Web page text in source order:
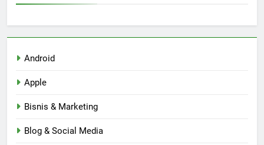
Android
Apple
Bisnis & Marketing
Blog & Social Media